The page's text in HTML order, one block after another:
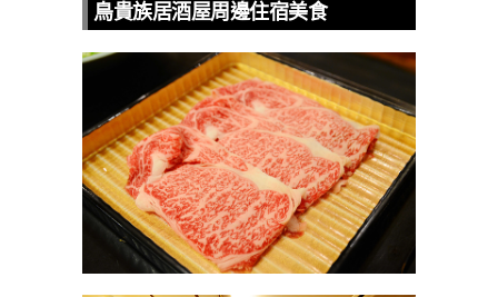
鳥貴族居酒屋周邊住宿美食